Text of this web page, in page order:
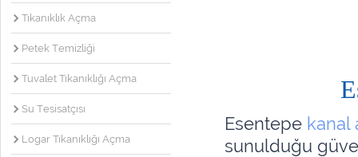
Tıkanıklık Açma
Petek Temizliği
Tuvalet Tıkanıklığı Açma
Su Tesisatçısı
Logar Tıkanıklığı Açma
Esentepe kanal
sunulduğu